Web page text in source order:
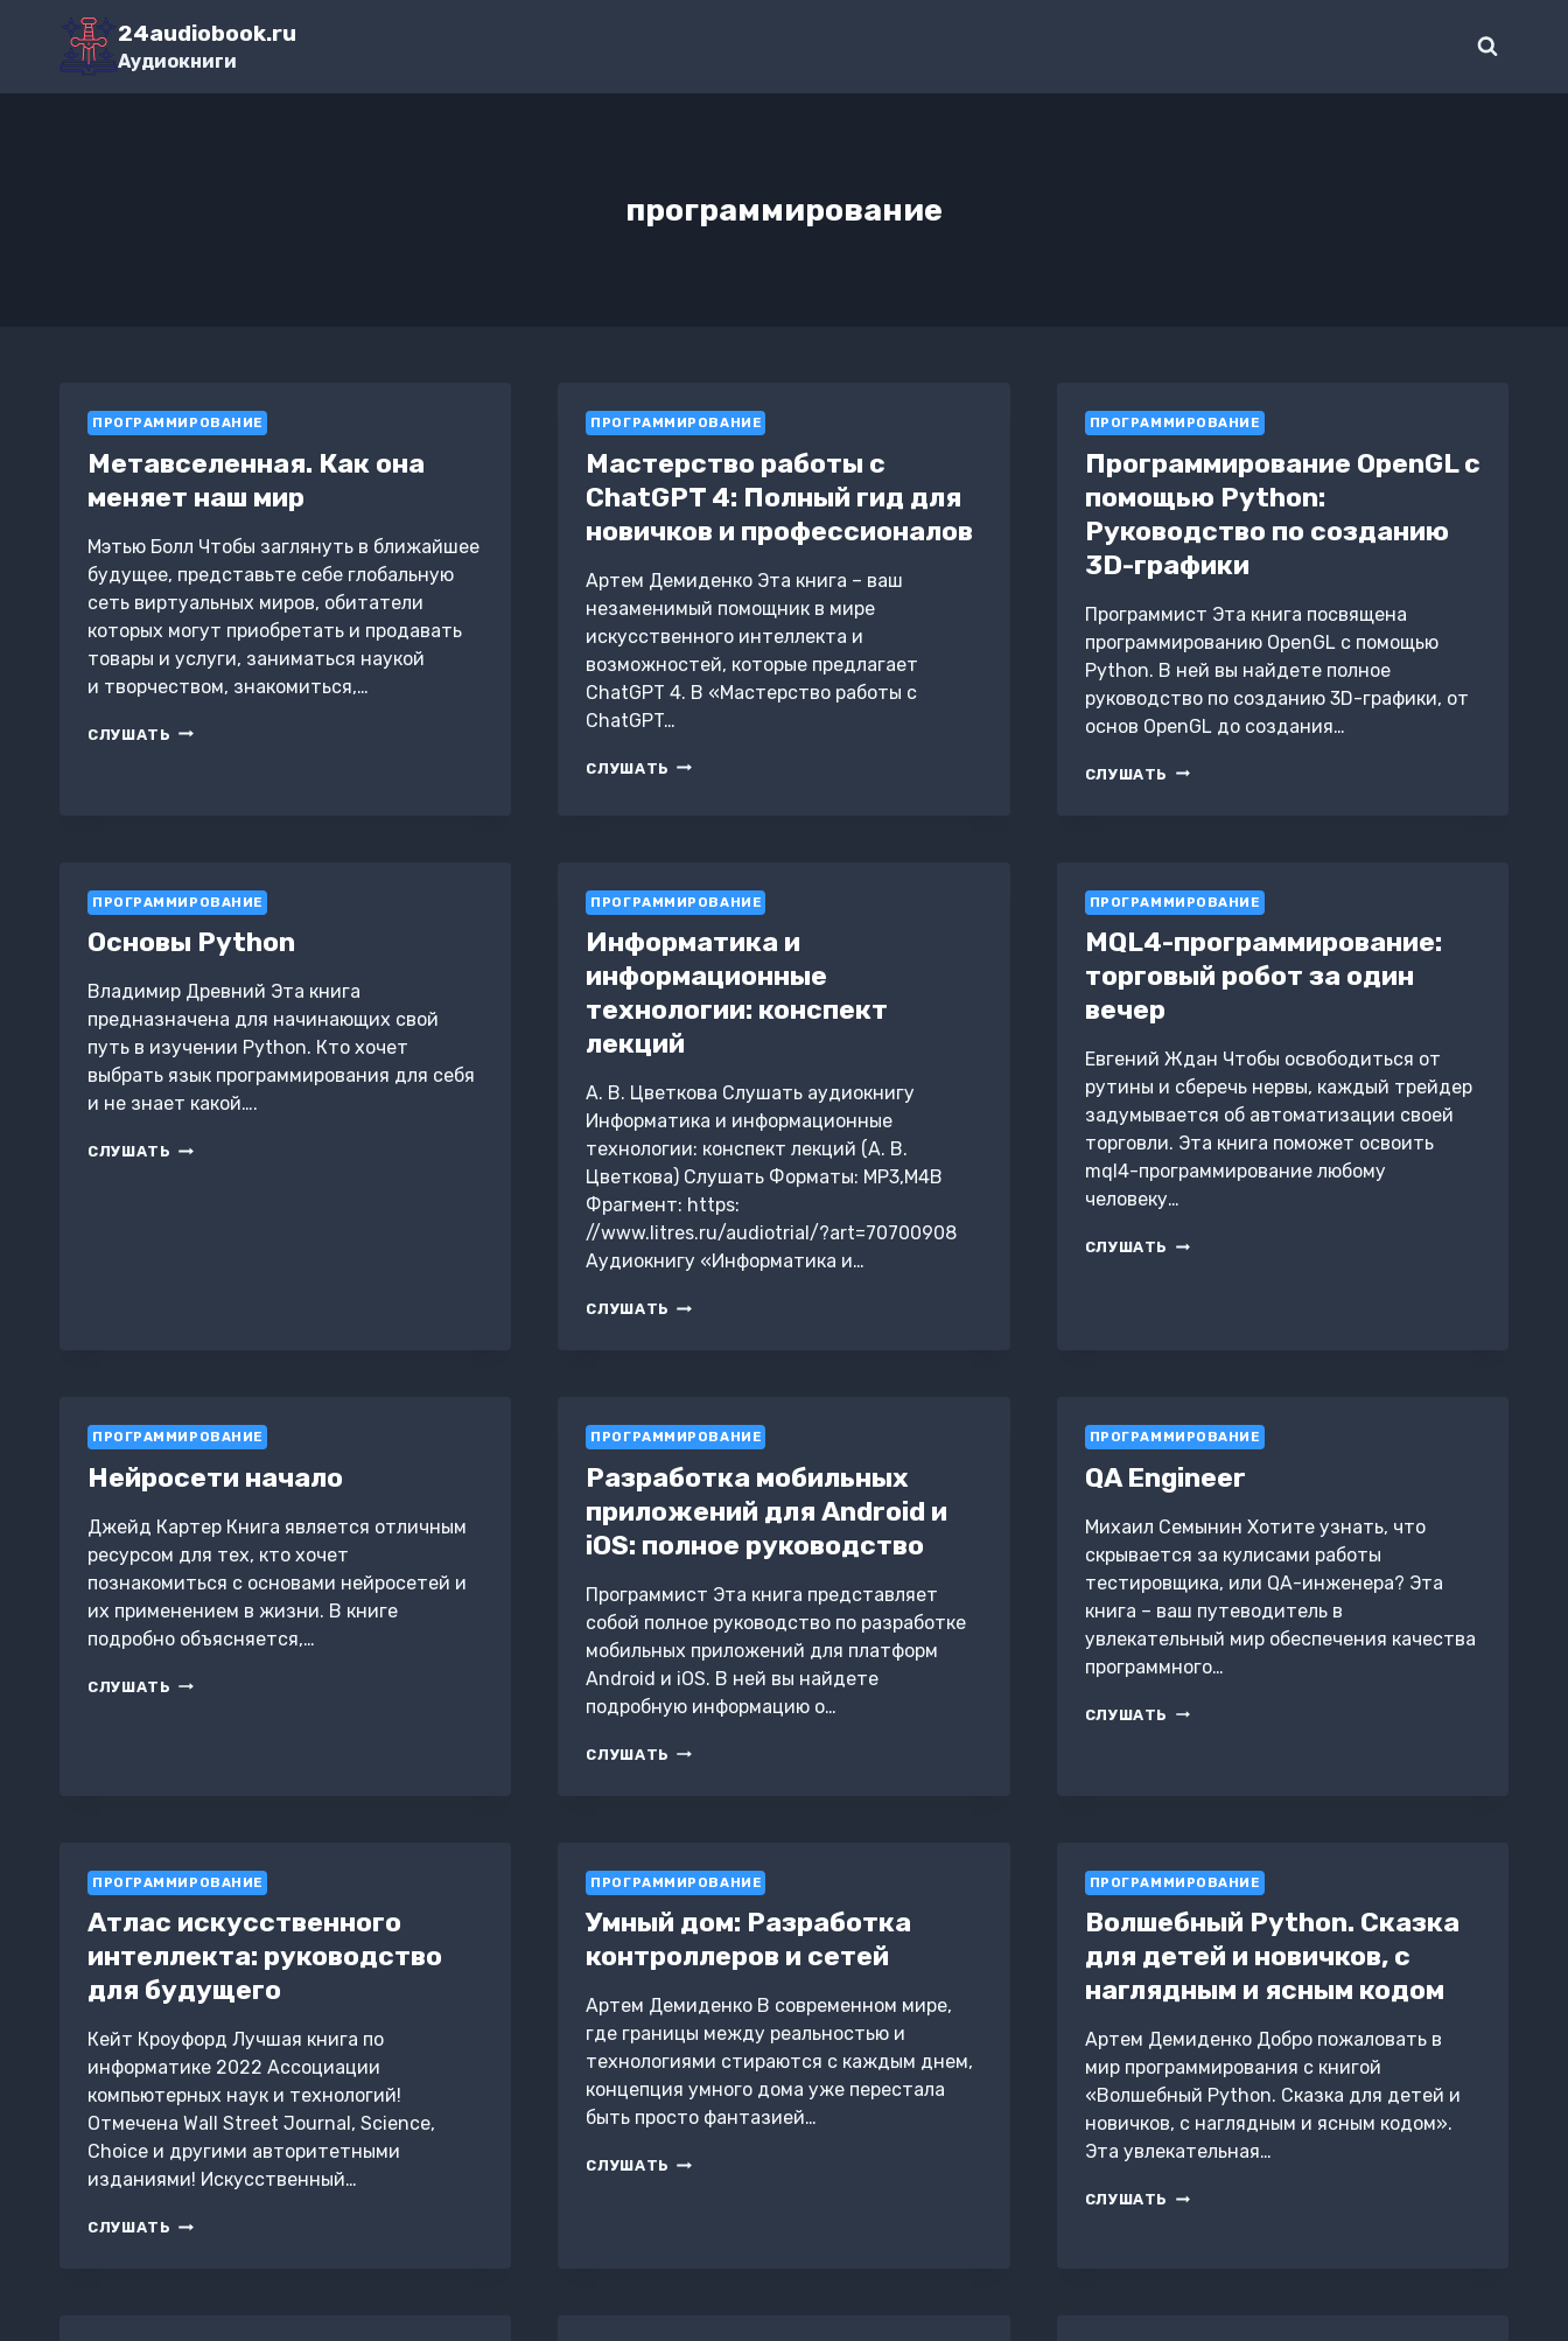
Перейти
содержимому
24audiobook.ru
Аудиокниги
программирование
ПРОГРАММИРОВАНИЕ
Метавселенная. Как она
меняет наш мир
Мэтью Болл Чтобы заглянуть в ближайшее
будущее, представьте себе глобальную
сеть виртуальных миров, обитатели
которых могут приобретать и продавать
товары и услуги, заниматься наукой
и творчеством, знакомиться,…
СЛУШАТЬ МЕТАВСЕЛЕННАЯ.
ПРОГРАММИРОВАНИЕ
Мастерство работы с
ChatGPT 4: Полный гид для
новичков и профессионалов
Артем Демиденко Эта книга – ваш
незаменимый помощник в мире
искусственного интеллекта и
возможностей, которые предлагает
ChatGPT 4. В «Мастерство работы с
ChatGPT…
СЛУШАТЬ МАСТЕРСТВО
ГИД
ДЛЯ
НОВИЧКОВ
ПРОФЕССИОНАЛОВ
ПРОГРАММИРОВАНИЕ
Программирование OpenGL с
помощью Python:
Руководство по созданию
3D-графики
Программист Эта книга посвящена
программированию OpenGL с помощью
Python. В ней вы найдете полное
руководство по созданию 3D-графики, от
основ OpenGL до создания…
СЛУШАТЬ ПРОГРАММИРОВАНИЕ
ПО
3D-
ГРАФИКИ
ПРОГРАММИРОВАНИЕ
Основы Python
Владимир Древний Эта книга
предназначена для начинающих свой
путь в изучении Python. Кто хочет
выбрать язык программирования для себя
и не знает какой….
СЛУШАТЬ ОСНОВЫ
ПРОГРАММИРОВАНИЕ
Информатика и
информационные
технологии: конспект
лекций
А. В. Цветкова Слушать аудиокнигу
Информатика и информационные
технологии: конспект лекций (А. В.
Цветкова) Слушать Форматы: MP3,M4B
Фрагмент: https:
//www.litres.ru/audiotrial/?art=70700908
Аудиокнигу «Информатика и…
СЛУШАТЬ ИНФОРМАТИКА
ПРОГРАММИРОВАНИЕ
MQL4-программирование:
торговый робот за один
вечер
Евгений Ждан Чтобы освободиться от
рутины и сберечь нервы, каждый трейдер
задумывается об автоматизации своей
торговли. Эта книга поможет освоить
mql4-программирование любому
человеку…
СЛУШАТЬ MQL4-
ПРОГРАММИРОВАНИЕ
Нейросети начало
Джейд Картер Книга является отличным
ресурсом для тех, кто хочет
познакомиться с основами нейросетей и
их применением в жизни. В книге
подробно объясняется,…
СЛУШАТЬ НЕЙРОСЕТИ
ПРОГРАММИРОВАНИЕ
Разработка мобильных
приложений для Android и
iOS: полное руководство
Программист Эта книга представляет
собой полное руководство по разработке
мобильных приложений для платформ
Android и iOS. В ней вы найдете
подробную информацию о…
СЛУШАТЬ РАЗРАБОТКА
IOS:
РУКОВОДСТВО
ПРОГРАММИРОВАНИЕ
QA Engineer
Михаил Семынин Хотите узнать, что
скрывается за кулисами работы
тестировщика, или QA-инженера? Эта
книга – ваш путеводитель в
увлекательный мир обеспечения качества
программного…
СЛУШАТЬ QA
ПРОГРАММИРОВАНИЕ
Атлас искусственного
интеллекта: руководство
для будущего
Кейт Кроуфорд Лучшая книга по
информатике 2022 Ассоциации
компьютерных наук и технологий!
Отмечена Wall Street Journal, Science,
Choice и другими авторитетными
изданиями! Искусственный…
СЛУШАТЬ АТЛАС
ПРОГРАММИРОВАНИЕ
Умный дом: Разработка
контроллеров и сетей
Артем Демиденко В современном мире,
где границы между реальностью и
технологиями стираются с каждым днем,
концепция умного дома уже перестала
быть просто фантазией…
СЛУШАТЬ УМНЫЙ
ПРОГРАММИРОВАНИЕ
Волшебный Python. Сказка
для детей и новичков, с
наглядным и ясным кодом
Артем Демиденко Добро пожаловать в
мир программирования с книгой
«Волшебный Python. Сказка для детей и
новичков, с наглядным и ясным кодом».
Эта увлекательная…
СЛУШАТЬ ВОЛШЕБНЫЙ